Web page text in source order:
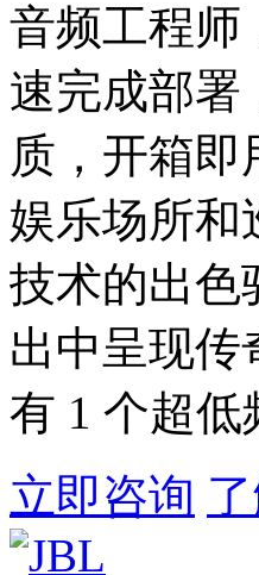
音频工程师
速完成部署
质，开箱
娱乐场所和
技术的出色
出中呈现传
有 1 个超低
立即咨询